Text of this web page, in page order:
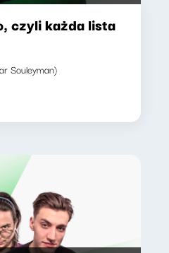
czyli każda lista
Souleyman)